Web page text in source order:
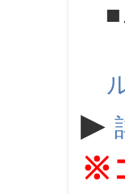
■
▶
※